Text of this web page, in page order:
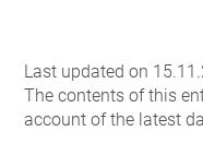
Last updated on
The contents of this
account of the latest